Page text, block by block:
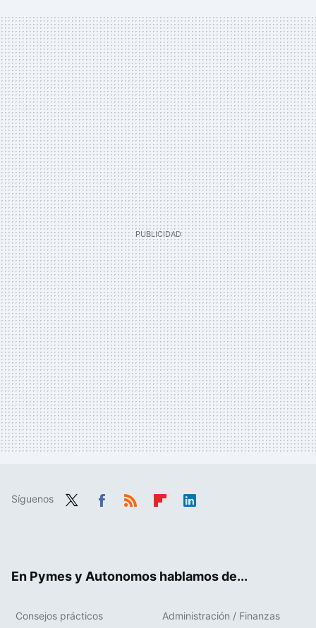
Síguenos
En Pymes y Autonomos hablamos de...
Consejos prácticos Administración / Finanzas